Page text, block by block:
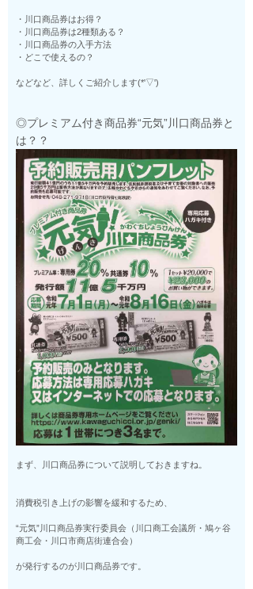
・川口商品券はお得？
・川口商品券は2種類ある？
・川口商品券の入手方法
・どこで使えるの？
などなど、詳しくご紹介します(*'▽')
◎プレミアム付き商品券“元気”川口商品券と
は？？
まず、川口商品券について説明しておきますね。
消費税引き上げの影響を緩和するため、
“元気”川口商品券実行委員会（川口商工会議所・鳩ヶ谷
商工会・川口市商店街連合会）
が発行するのが川口商品券です。